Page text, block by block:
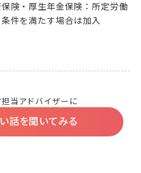
険・厚生年金保険：所定労働
件を満たす場合は加入
担当アドバイザーに
話を聞いてみる